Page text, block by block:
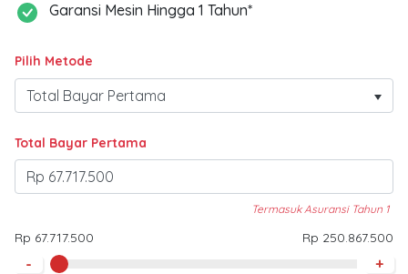
Garansi Mesin Hingga 1 Tahun*
Pilih Metode
Total Bayar Pertama
Termasuk Asuransi Tahun 1
Rp 67.717.500 Rp 250.867.500
- +